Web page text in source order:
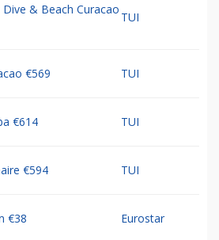
& Beach Curacao
TUI
€569 TUI
€614 TUI
€594 TUI
€38 Eurostar